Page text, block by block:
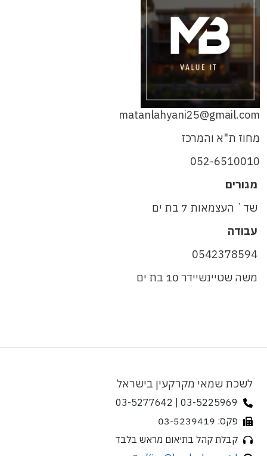
matanlahyani25@gmail.com
מחוז ת"א והמרכז
052-6510010
מגורים
שד` העצמאות 7 בת ים
עבודה
0542378594
משה שטיינשיידר 10 בת ים
לשכת שמאי מקרקעין בישראל
03-5225969 | 03-5277642
פקס: 03-5239419
קבלת קהל בתיאום מראש בלבד